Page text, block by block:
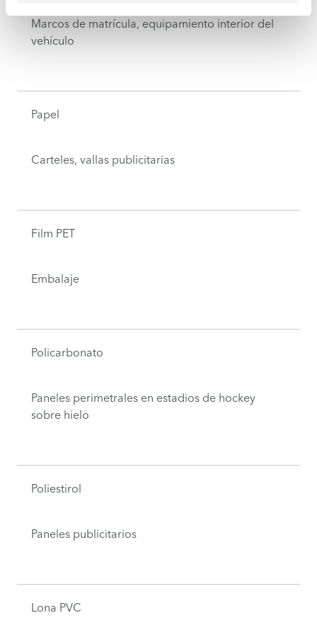
Marcos de matrícula, equipamiento interior del
vehículo
Papel
Carteles, vallas publicitarias
Film PET
Embalaje
Policarbonato
Paneles perimetrales en estadios de hockey
sobre hielo
Poliestirol
Paneles publicitarios
Lona PVC